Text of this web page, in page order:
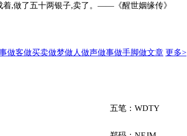
,做了五十两银子,卖了。——《醒世姻缘传》
做客做买卖做梦做人做声做事做手脚做文章 更多>
五笔：WDTY